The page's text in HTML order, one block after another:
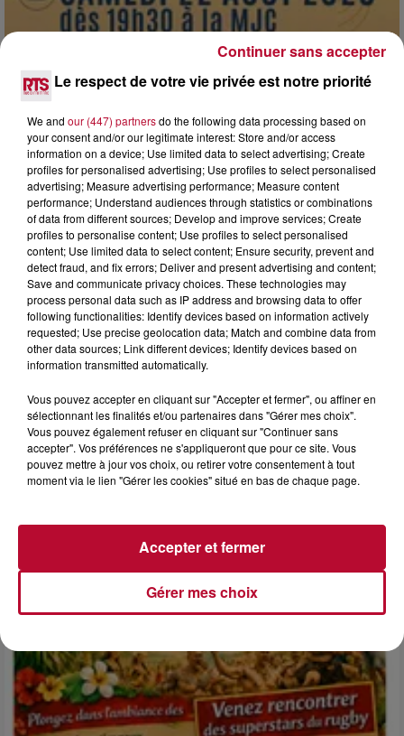
7 août 2026
DINER CONCERT À LA MJC DE MARSEILLAN
6 août 2026
NÎMES : « LE RÊVE DU GLADIATEUR » INVESTIT
LES ARÈNES CES 3...
7 et 8 août. Une fresque nocturne...
Le respect de votre vie privée est notre priorité
We and our (447) partnersdo the following data processing based on
your consent and/or our legitimate interest: Store and/or access
information on a device; Use limited data to select advertising; Create
profiles for personalised advertising; Use profiles to select personalised
advertising; Measure advertising performance; Measure content
performance; Understand audiences through statistics or combinations
of data from different sources; Develop and improve services; Create
profiles to personalise content; Use profiles to select personalised
content; Use limited data to select content; Ensure security, prevent and
detect fraud, and fix errors; Deliver and present advertising and content;
Save and communicate privacy choices. These technologies may
process personal data such as IP address and browsing data to offer
following functionalities: Identify devices based on information actively
requested; Use precise geolocation data; Match and combine data from
other data sources; Link different devices; Identify devices based on
information transmitted automatically.
Vous pouvez accepter en cliquant sur "Accepter et fermer", ou affiner en
sélectionnant les finalités et/ou partenaires dans "Gérer mes choix".
Vous pouvez également refuser en cliquant sur "Continuer sans
accepter". Vos préférences ne s'appliqueront que pour ce site. Vous
pouvez mettre à jour vos choix, ou retirer votre consentement à tout
moment via le lien "Gérer les cookies" situé en bas de chaque page.
Gérer mes choix
Accepter et fermer
Continuer sans accepter